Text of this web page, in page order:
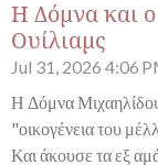
Η Δόμνα και ο
Ουίλιαμς
Jul 31, 2026 4:06
Η Δόμνα
"οικογένεια του
Και άκουσε τα εξ